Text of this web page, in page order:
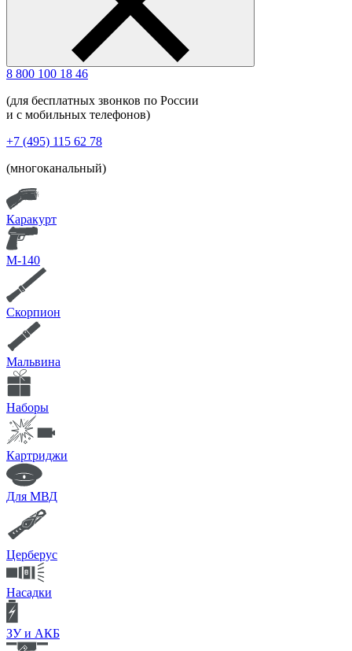
8 800 100 18 46
(для бесплатных звонков по России
и с мобильных телефонов)
+7 (495) 115 62 78
(многоканальный)
Каракурт
М-140
Скорпион
Мальвина
Наборы
Картриджи
Для МВД
Церберус
Насадки
ЗУ и АКБ